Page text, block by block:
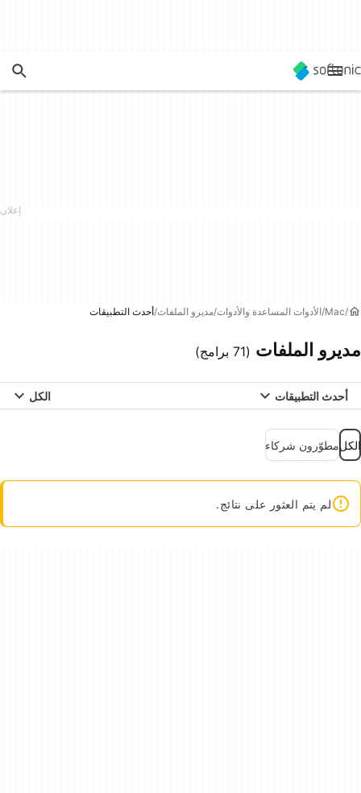
Mac الأدوات المساعدة والأدوات مديرو الملفات أحدث التطبيقات
مديرو الملفات (71 برامج)
أحدث التطبيقات الكل
الكلمطوّرون شركاء
لم يتم العثور على نتائج.